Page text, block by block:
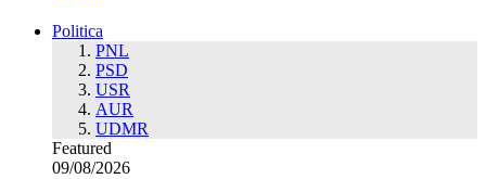
Politica
PNL
PSD
USR
AUR
UDMR
Featured
09/08/2026